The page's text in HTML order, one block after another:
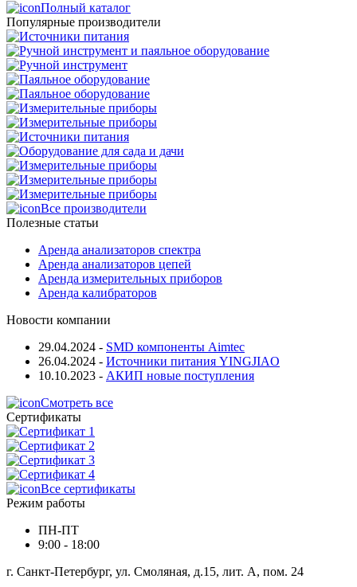
Полный каталог
Популярные производители
Все производители
Полезные статьи
Аренда анализаторов спектра
Аренда анализаторов цепей
Аренда измерительных приборов
Аренда калибраторов
Новости компании
29.04.2024 - SMD компоненты Aimtec
26.04.2024 - Источники питания YINGJIAO
10.10.2023 - АКИП новые поступления
Смотреть все
Сертификаты
Все сертификаты
Режим работы
ПН-ПТ
9:00 - 18:00
г. Санкт-Петербург, ул. Смоляная, д.15, лит. А, пом. 24